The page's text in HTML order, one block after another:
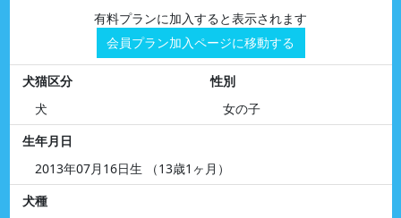
有料プランに加入すると表示されます
会員プラン加入ページに移動する
犬猫区分
犬
性別
女の子
生年月日
2013年07月16日生 （13歳1ヶ月）
犬種